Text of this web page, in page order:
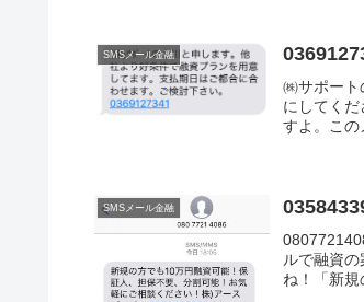
SMSメール金融
㈱サポート
にしてく
すよ。この
SMSメール金融
ルで融資
ね！「新